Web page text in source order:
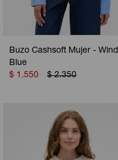
Buzo Cashsoft Mujer - Wind
Blue
$ 1.550 $ 2.350